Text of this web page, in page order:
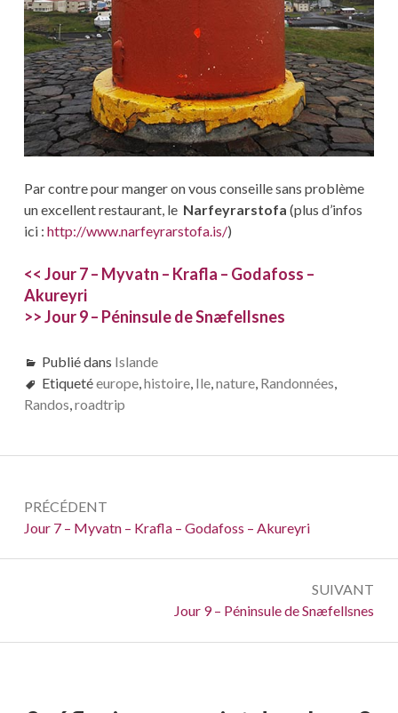
Par contre pour manger on vous conseille sans problème
un excellent restaurant, le Narfeyrarstofa (plus d’infos
ici : http://www.narfeyrarstofa.is/)
<< Jour 7 – Myvatn – Krafla – Godafoss –
Akureyri
>> Jour 9 – Péninsule de Snæfellsnes
Publié dans Islande
Etiquetéeurope,histoire, Ile,nature, Randonnées,
Randos,roadtrip
de
l’article
PRÉCÉDENT
Précédent :
Jour 7 – Myvatn – Krafla – Godafoss – Akureyri
SUIVANT
Suivant :
Jour 9 – Péninsule de Snæfellsnes